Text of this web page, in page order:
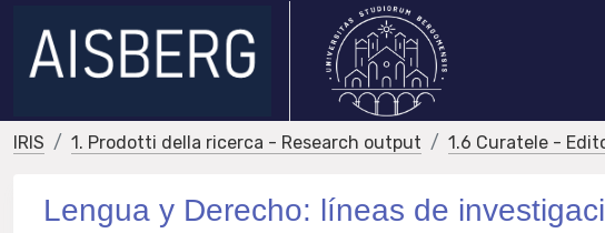
IRIS 1. Prodotti della ricerca - Research output 1.6 Curatele -
Lengua y Derecho: líneas de